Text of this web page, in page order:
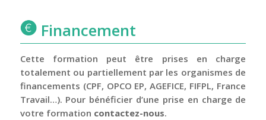
Financement
Cette formation peut être prises en charge
totalement ou partiellement par les organismes de
financements (CPF, OPCO EP, AGEFICE, FIFPL, France
Travail…). Pour bénéficier d’une prise en charge de
votre formation contactez-nous.